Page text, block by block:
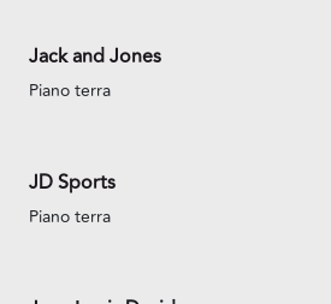
Jack and Jones
Piano terra
JD Sports
Piano terra